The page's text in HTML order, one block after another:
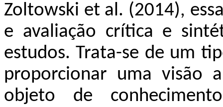
Zoltowski et al. (2014),
e avaliação crítica e
estudos. Trata-se de um
proporcionar uma visão
objeto de